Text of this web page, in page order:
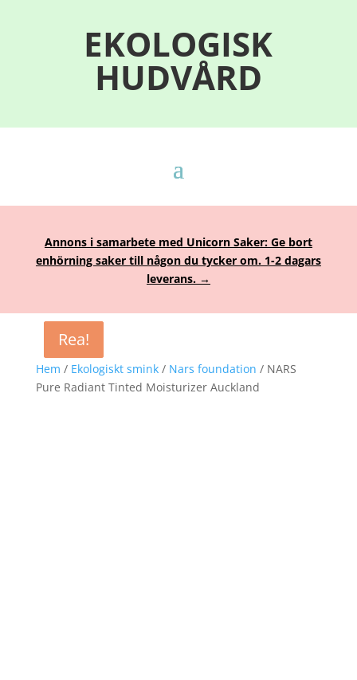
EKOLOGISK
HUDVÅRD
Annons i samarbete med Unicorn Saker: Ge bort
enhörning saker till någon du tycker om. 1-2 dagars
leverans. →
Hem / Ekologiskt smink/ Nars foundation / NARS
Pure Radiant Tinted Moisturizer Auckland
Rea!
Rea!